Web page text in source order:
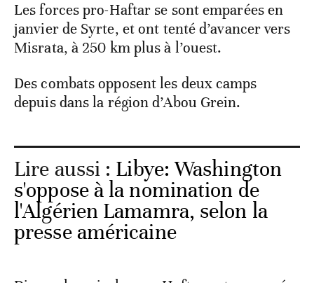
Les forces pro-Haftar se sont emparées en
janvier de Syrte, et ont tenté d’avancer vers
Misrata, à 250 km plus à l’ouest.
Des combats opposent les deux camps
depuis dans la région d’Abou Grein.
Lire aussi : Libye: Washington
s'oppose à la nomination de
l'Algérien Lamamra, selon la
presse américaine